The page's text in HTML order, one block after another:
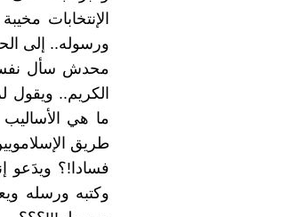
الإنتخابات
ورسوله.. إلى
محدش سأل
الكريم.. ويقول
ما هي
طريق
فسادا!؟ ويدَعو
وكتبه ورسله